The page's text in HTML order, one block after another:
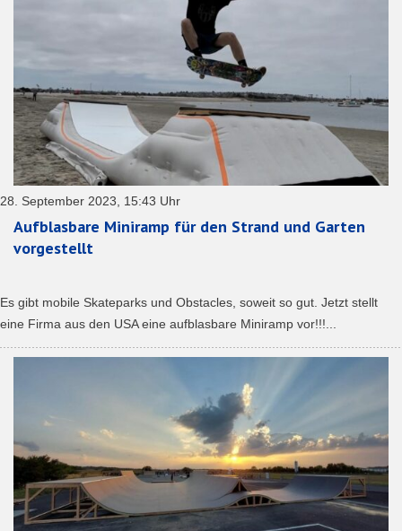
28. September 2023, 15:43 Uhr
Aufblasbare Miniramp für den Strand und Garten
vorgestellt
Es gibt mobile Skateparks und Obstacles, soweit so gut. Jetzt stellt
eine Firma aus den USA eine aufblasbare Miniramp vor!!!...